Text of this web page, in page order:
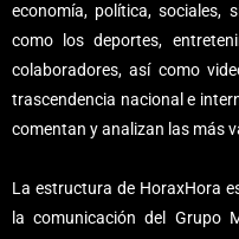
economía, política, sociales,
como los deportes,
colaboradores, así como
trascendencia nacional e
comentan y analizan las más
La estructura de HoraxHora
la comunicación del Grupo